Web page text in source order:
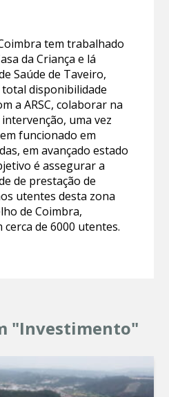
tem trabalhado
da Criança e lá
Saúde de Taveiro,
disponibilidade
a ARSC, colaborar na
uma vez
funcionado em
em avançado estado
é assegurar a
de prestação de
utentes desta zona
de Coimbra,
de 6000 utentes.
"Investimento"